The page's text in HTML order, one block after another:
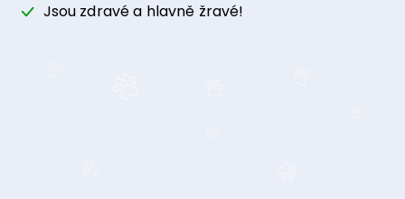
Jsou zdravé a hlavně žravé!